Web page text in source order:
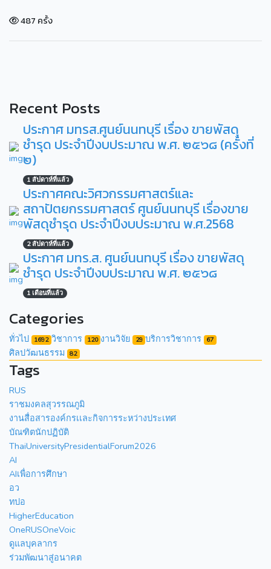
487 ครั้ง
Recent Posts
ประกาศ มทรส.ศูนย์นนทบุรี เรื่อง ขายพัสดุ
ชำรุด ประจำปีงบประมาณ พ.ศ. ๒๕๖๘ (ครั้งที่
๒)
1 สัปดาห์ที่แล้ว
ประกาศคณะวิศวกรรมศาสตร์และ
สถาปัตยกรรมศาสตร์ ศูนย์นนทบุรี เรื่องขาย
พัสดุชำรุด ประจำปีงบประมาณ พ.ศ.2568
2 สัปดาห์ที่แล้ว
ประกาศ มทร.ส. ศูนย์นนทบุรี เรื่อง ขายพัสดุ
ชำรุด ประจำปีงบประมาณ พ.ศ. ๒๕๖๘
1 เดือนที่แล้ว
Categories
ทั่วไป 1692 วิชาการ 120 งานวิจัย 29 บริการวิชาการ 67
ศิลปวัฒนธรรม 82
Tags
RUS
ราชมงคลสุวรรณภูมิ
งานสื่อสารองค์กรเเละกิจการระหว่างประเทศ
บัณฑิตนักปฏิบัติ
ThaiUniversityPresidentialForum2026
AI
AIเพื่อการศึกษา
อว
ทปอ
HigherEducation
OneRUSOneVoic
ดูแลบุคลากร
ร่วมพัฒนาสู่อนาคต